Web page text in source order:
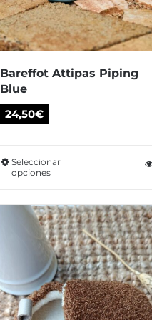
Bareffot Attipas Piping
Blue
24,50€
Seleccionar
opciones
tiene
múltiples
variantes.
Las
opciones
se